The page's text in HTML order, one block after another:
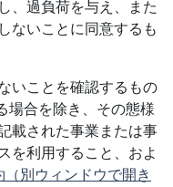
、過負荷を与え、また
ないことに同意するも
いことを確認するもの
場合を除き、その態様
載された事業または事
を利用すること、およ
（別ウィンドウで開き